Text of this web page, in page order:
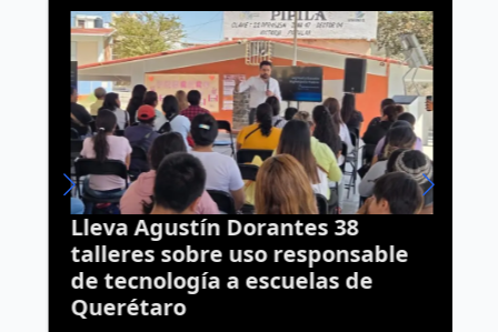
Lleva Agustín Dorantes 38
talleres sobre uso responsable
de tecnología a escuelas de
Querétaro